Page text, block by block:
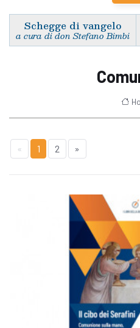
Schegge di vangelo
a cura di don Stefano Bimbi
« 1 2 »